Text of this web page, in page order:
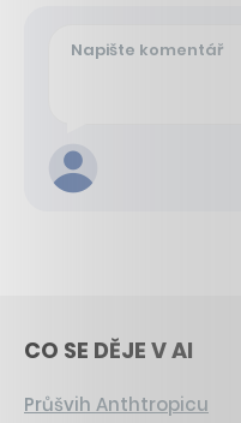
CO SE DĚJE V AI
Průšvih Anthtropicu